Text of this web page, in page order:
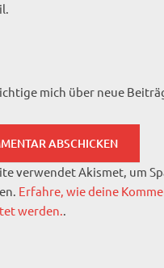
mich über neue
verwendet Akismet, um
Erfahre, wie deine
werden..